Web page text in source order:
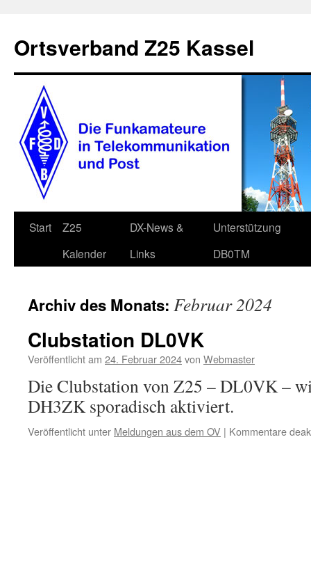
springen
Ortsverband Z25 Kassel
Start
Z25
Kalender
DX-News &
Links
Unterstützung
DB0TM
Archiv des Monats: Februar 2024
Clubstation DL0VK
Veröffentlicht am 24. Februar 2024von Webmaster
Die Clubstation von Z25 – DL0VK –
DH3ZK sporadisch aktiviert.
Veröffentlicht unter Meldungen aus dem OV | Kommentare